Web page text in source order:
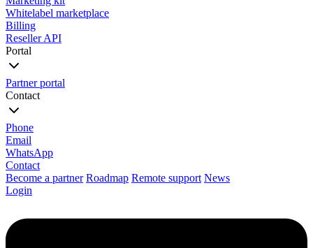
Whitelabel marketplace
Billing
Reseller API
Portal
Partner portal
Contact
Phone
Email
WhatsApp
Contact
Become a partner Roadmap Remote support News
Login